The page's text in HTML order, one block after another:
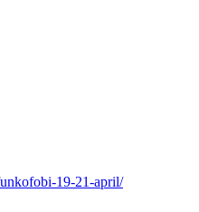
19-21-april/